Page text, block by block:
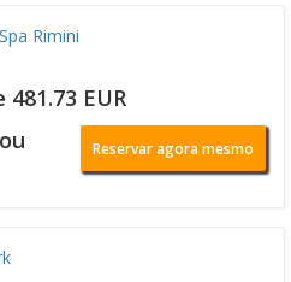
Rimini
EUR
ou Reservar agora mesmo